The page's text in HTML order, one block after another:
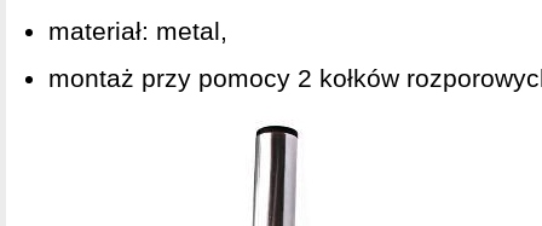
materiał: metal,
montaż przy pomocy 2 kołków